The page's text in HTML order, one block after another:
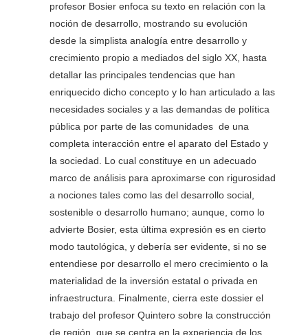
profesor Bosier enfoca su texto en relación con la
noción de desarrollo, mostrando su evolución
desde la simplista analogía entre desarrollo y
crecimiento propio a mediados del siglo XX, hasta
detallar las principales tendencias que han
enriquecido dicho concepto y lo han articulado a las
necesidades sociales y a las demandas de política
pública por parte de las comunidades de una
completa interacción entre el aparato del Estado y
la sociedad. Lo cual constituye en un adecuado
marco de análisis para aproximarse con rigurosidad
a nociones tales como las del desarrollo social,
sostenible o desarrollo humano; aunque, como lo
advierte Bosier, esta última expresión es en cierto
modo tautológica, y debería ser evidente, si no se
entendiese por desarrollo el mero crecimiento o la
materialidad de la inversión estatal o privada en
infraestructura. Finalmente, cierra este dossier el
trabajo del profesor Quintero sobre la construcción
de región, que se centra en la experiencia de los